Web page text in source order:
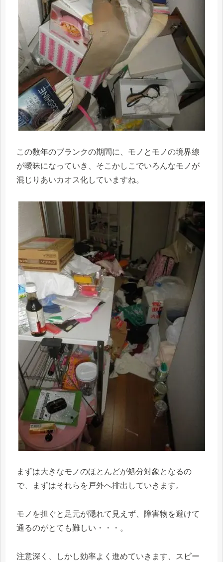
この数年のブランクの期間に、モノとモノの境界線
が曖昧になっていき、そこかしこでいろんなモノが
混じりあいカオス化していますね。
まずは大きなモノのほとんどが処分対象となるの
で、まずはそれらを戸外へ排出していきます。
モノを担ぐと足元が隠れて見えず、障害物を避けて
通るのがとても難しい・・・。
注意深く、しかし効率よく進めていきます、スピー